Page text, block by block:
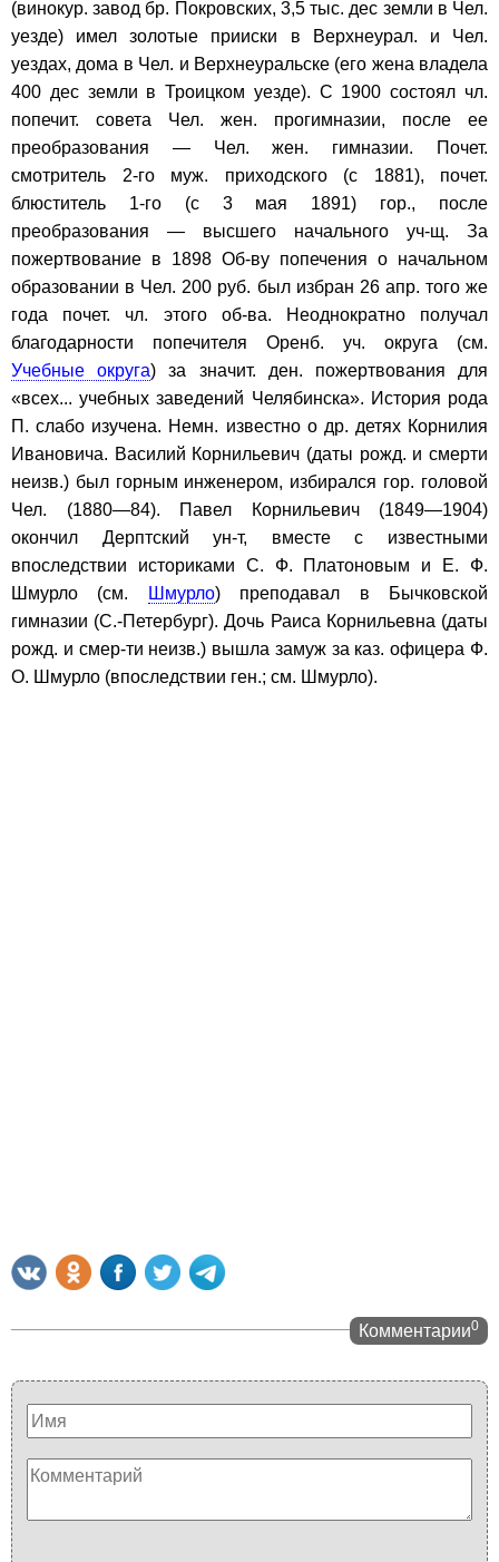
(винокур. завод бр. Покровских, 3,5 тыс. дес земли в Чел.
уезде) имел золотые прииски в Верхнеурал. и Чел.
уездах, дома в Чел. и Верхнеуральске (его жена владела
400 дес земли в Троицком уезде). С 1900 состоял чл.
попечит. совета Чел. жен. прогимназии, после ее
преобразования — Чел. жен. гимназии. Почет.
смотритель 2-го муж. приходского (с 1881), почет.
блюститель 1-го (с 3 мая 1891) гор., после
преобразования — высшего начального уч-щ. За
пожертвование в 1898 Об-ву попечения о начальном
образовании в Чел. 200 руб. был избран 26 апр. того же
года почет. чл. этого об-ва. Неоднократно получал
благодарности попечителя Оренб. уч. округа (см.
Учебные округа) за значит. ден. пожертвования для
«всех... учебных заведений Челябинска». История рода
П. слабо изучена. Немн. известно о др. детях Корнилия
Ивановича. Василий Корнильевич (даты рожд. и смерти
неизв.) был горным инженером, избирался гор. головой
Чел. (1880—84). Павел Корнильевич (1849—1904)
окончил Дерптский ун-т, вместе с известными
впоследствии историками С. Ф. Платоновым и Е. Ф.
Шмурло (см.
Шмурло) преподавал в Бычковской
гимназии (С.-Петербург). Дочь Раиса Корнильевна (даты
рожд. и смер-ти неизв.) вышла замуж за каз. офицера Ф.
О. Шмурло (впоследствии ген.; см. Шмурло).
Комментарии0